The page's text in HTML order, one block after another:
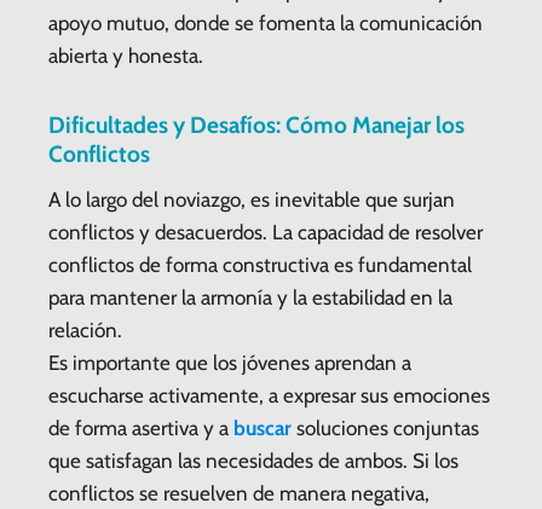
apoyo mutuo, donde se fomenta la comunicación
abierta y honesta.
Dificultades y Desafíos: Cómo Manejar los
Conflictos
A lo largo del noviazgo, es inevitable que surjan
conflictos y desacuerdos. La capacidad de resolver
conflictos de forma constructiva es fundamental
para mantener la armonía y la estabilidad en la
relación.
Es importante que los jóvenes aprendan a
escucharse activamente, a expresar sus emociones
de forma asertiva y a buscar soluciones conjuntas
que satisfagan las necesidades de ambos. Si los
conflictos se resuelven de manera negativa,